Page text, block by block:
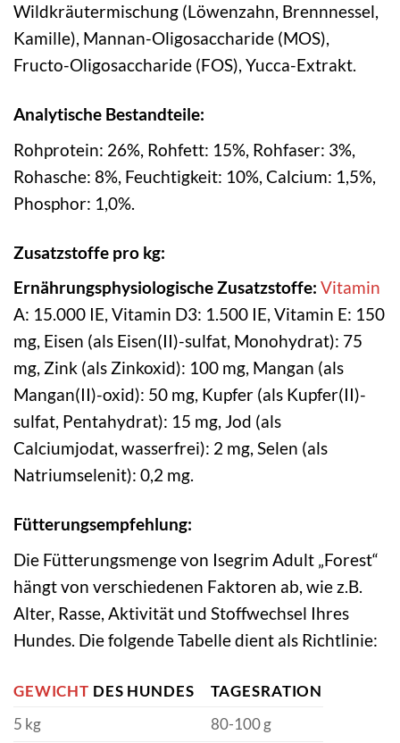
Wildkräutermischung (Löwenzahn, Brennnessel,
Kamille), Mannan-Oligosaccharide (MOS),
Fructo-Oligosaccharide (FOS), Yucca-Extrakt.
Analytische Bestandteile:
Rohprotein: 26%, Rohfett: 15%, Rohfaser: 3%,
Rohasche: 8%, Feuchtigkeit: 10%, Calcium: 1,5%,
Phosphor: 1,0%.
Zusatzstoffe pro kg:
Ernährungsphysiologische Zusatzstoffe: Vitamin
A: 15.000 IE, Vitamin D3: 1.500 IE, Vitamin E: 150
mg, Eisen (als Eisen(II)-sulfat, Monohydrat): 75
mg, Zink (als Zinkoxid): 100 mg, Mangan (als
Mangan(II)-oxid): 50 mg, Kupfer (als Kupfer(II)-
sulfat, Pentahydrat): 15 mg, Jod (als
Calciumjodat, wasserfrei): 2 mg, Selen (als
Natriumselenit): 0,2 mg.
Fütterungsempfehlung:
Die Fütterungsmenge von Isegrim Adult „Forest“
hängt von verschiedenen Faktoren ab, wie z.B.
Alter, Rasse, Aktivität und Stoffwechsel Ihres
Hundes. Die folgende Tabelle dient als Richtlinie:
GEWICHT DES HUNDES
TAGESRATION
5 kg
80-100 g